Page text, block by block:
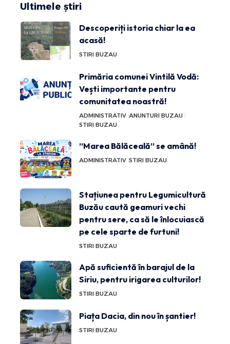
Ultimele știri
Descoperiți istoria chiar la ea
acasă!
STIRI BUZAU
Primăria comunei Vintilă Vodă:
Vești importante pentru
comunitatea noastră!
ADMINISTRATIV ANUNTURI BUZAU
STIRI BUZAU
”Marea Bălăceală” se amână!
ADMINISTRATIV STIRI BUZAU
Stațiunea pentru Legumicultură
Buzău caută geamuri vechi
pentru sere, ca să le înlocuiască
pe cele sparte de furtuni!
STIRI BUZAU
Apă suficientă în barajul de la
Siriu, pentru irigarea culturilor!
STIRI BUZAU
Piața Dacia, din nou în șantier!
STIRI BUZAU